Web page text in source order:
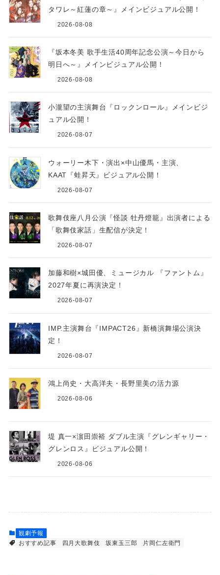
タワレ～紅蓮の章～』メインビジュアル公開！
2026-08-08
『坂本冬美 歌手生活40周年記念公演～今日から
明日へ～』メインビジュアル公開！
2026-08-08
小瀧望の主演舞台『ロックンロール』メインビジ
ュアル公開！
2026-08-07
ウォーリー木下・演出×中山優馬・主演、
KAAT『蛙昇天』ビジュアル公開！
2026-08-07
歌舞伎座八月公演『怪談 牡丹燈籠』出演者による
「歌舞伎家話」生配信が決定！
2026-08-07
加藤和樹×城田優、ミュージカル 『ファントム』
2027年夏に再演決定！
2026-08-07
IMP.主演舞台『IMPACT26』新橋演舞場公演決
定！
2026-08-07
鴻上尚史・大高洋夫・長野里美の活力源
2026-08-06
堤 真一×濵田崇裕 ダブル主演『グレンギャリー・
グレンロス』ビジュアル公開！
2026-08-06
観劇予報
おすすめ記事
四月大歌舞伎 坂東玉三郎 片岡仁左衛門